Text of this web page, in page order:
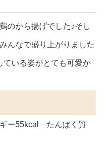
のから揚げでした♪そし
んなで盛り上がりました
ている姿がとても可愛か
ギー55kcal たんぱく質